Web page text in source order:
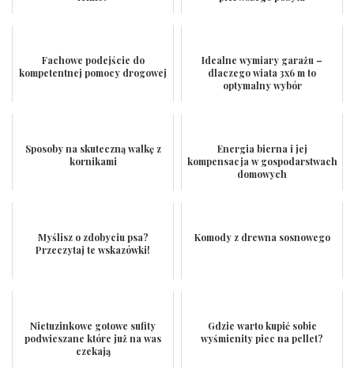
Fachowe podejście do
kompetentnej pomocy drogowej
Idealne wymiary garażu –
dlaczego wiata 3x6 m to
optymalny wybór
Sposoby na skuteczną walkę z
kornikami
Energia bierna i jej
kompensacja w gospodarstwach
domowych
Myślisz o zdobyciu psa?
Przeczytaj te wskazówki!
Komody z drewna sosnowego
Nietuzinkowe gotowe sufity
podwieszane które już na was
czekają
Gdzie warto kupić sobie
wyśmienity piec na pellet?